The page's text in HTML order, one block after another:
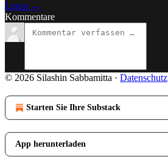
Lesen →
Kommentare
© 2026 Silashin Sabbamitta · Datenschutz
Starten Sie Ihre Substack
App herunterladen